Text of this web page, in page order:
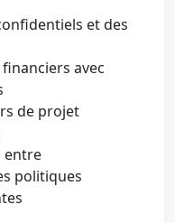
et des
avec
de projet
entre
politiques